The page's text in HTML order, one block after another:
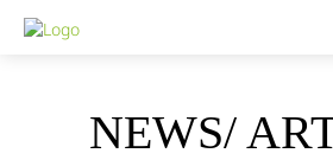
NEWS/